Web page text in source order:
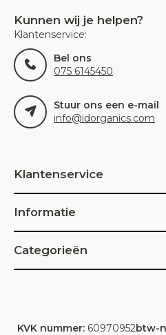
Kunnen wij je helpen?
Klantenservice:
Bel ons
075 6145450
Stuur ons een e-mail
info@idorganics.com
Klantenservice
Informatie
Categorieën
KVK nummer:60970952btw-